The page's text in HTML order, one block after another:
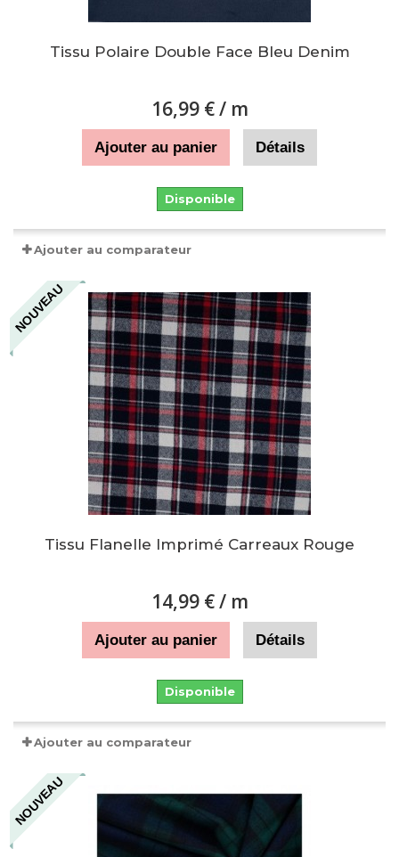
Tissu Polaire Double Face Bleu Denim
16,99 €/ m
Ajouter au panier Détails
Disponible
Ajouter au comparateur
NOUVEAU
Tissu Flanelle Imprimé Carreaux Rouge
14,99 €/ m
Ajouter au panier Détails
Disponible
Ajouter au comparateur
NOUVEAU